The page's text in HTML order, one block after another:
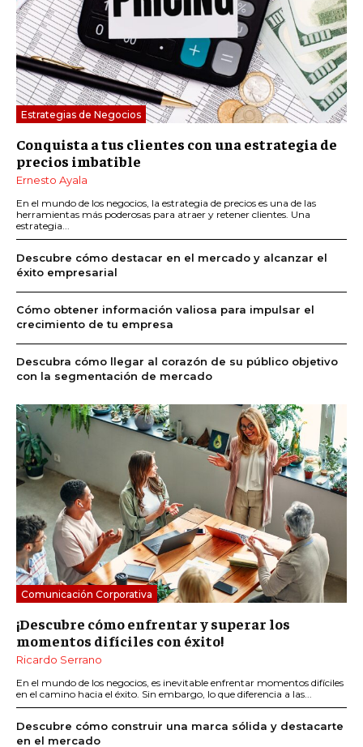
Estrategias de Negocios
Conquista a tus clientes con una estrategia de
precios imbatible
Ernesto Ayala
En el mundo de los negocios, la estrategia de precios es una de las
herramientas más poderosas para atraer y retener clientes. Una
estrategia...
Descubre cómo destacar en el mercado y alcanzar el
éxito empresarial
Cómo obtener información valiosa para impulsar el
crecimiento de tu empresa
Descubra cómo llegar al corazón de su público objetivo
con la segmentación de mercado
Comunicación Corporativa
¡Descubre cómo enfrentar y superar los
momentos difíciles con éxito!
Ricardo Serrano
En el mundo de los negocios, es inevitable enfrentar momentos difíciles
en el camino hacia el éxito. Sin embargo, lo que diferencia a las...
Descubre cómo construir una marca sólida y destacarte
en el mercado